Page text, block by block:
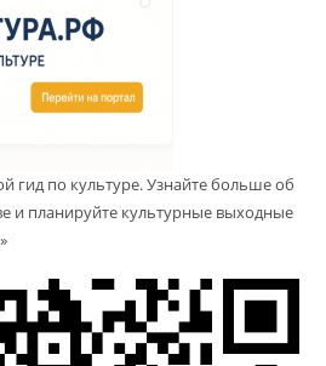
гид по культуре. Узнайте больше об
и планируйте культурные выходные